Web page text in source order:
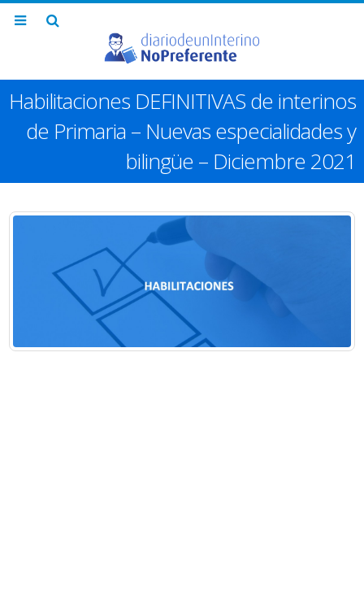
Habilitaciones DEFINITIVAS de interinos
de Primaria – Nuevas especialidades y
bilingüe – Diciembre 2021